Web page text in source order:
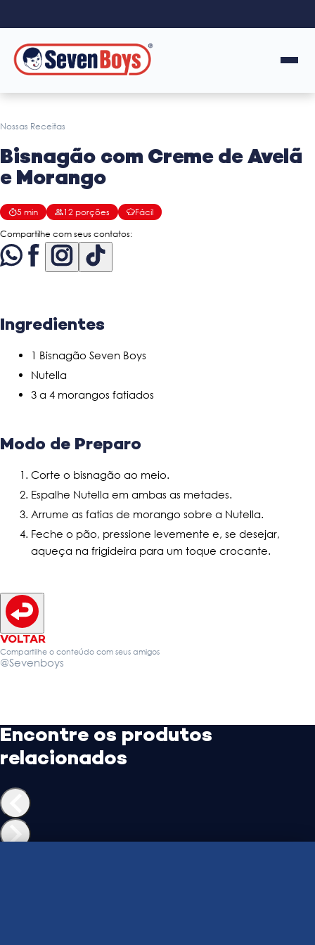
Nossas Receitas
Bisnagão com Creme de Avelã
e Morango
5 min 12 porções Fácil
Compartilhe com seus contatos:
Ingredientes
1 Bisnagão Seven Boys
Nutella
3 a 4 morangos fatiados
Modo de Preparo
Corte o bisnagão ao meio.
Espalhe Nutella em ambas as metades.
Arrume as fatias de morango sobre a Nutella.
Feche o pão, pressione levemente e, se desejar,
aqueça na frigideira para um toque crocante.
VOLTAR
Compartilhe o conteúdo com seus amigos
@Sevenboys
Encontre os produtos
relacionados